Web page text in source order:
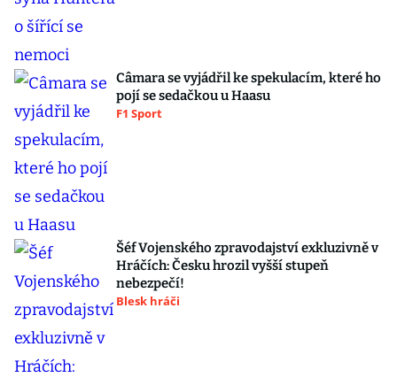
Câmara se vyjádřil ke spekulacím, které ho
pojí se sedačkou u Haasu
F1 Sport
Šéf Vojenského zpravodajství exkluzivně v
Hráčích: Česku hrozil vyšší stupeň
nebezpečí!
Blesk hráči